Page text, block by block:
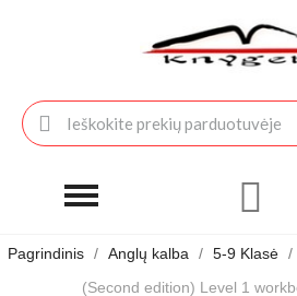
Pagrindinis Anglų kalba 5-9 Klasė
(Second edition) Level 1